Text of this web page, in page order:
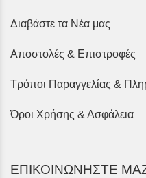
Διαβάστε τα Νέα μας
Αποστολές & Επιστροφές
Τρόποι Παραγγελίας &
Όροι Χρήσης & Ασφάλεια
ΕΠΙΚΟΙΝΩΝΗΣΤΕ